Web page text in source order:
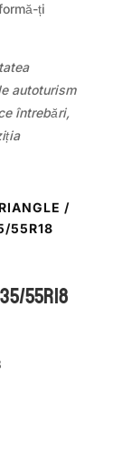
ți
autoturism
întrebări,
/
55R18
55R18